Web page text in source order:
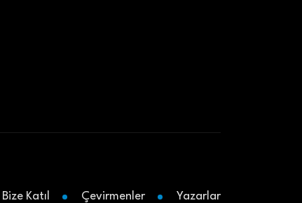
Bize Katıl Çevirmenler Yazarlar